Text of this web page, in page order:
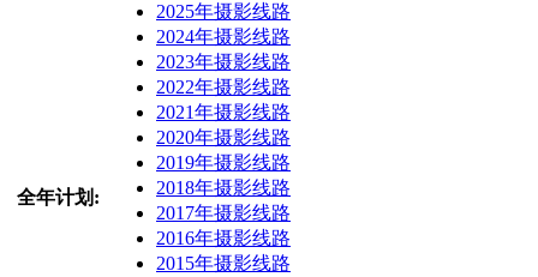
全年计划:
2025年摄影线路
2024年摄影线路
2023年摄影线路
2022年摄影线路
2021年摄影线路
2020年摄影线路
2019年摄影线路
2018年摄影线路
2017年摄影线路
2016年摄影线路
2015年摄影线路